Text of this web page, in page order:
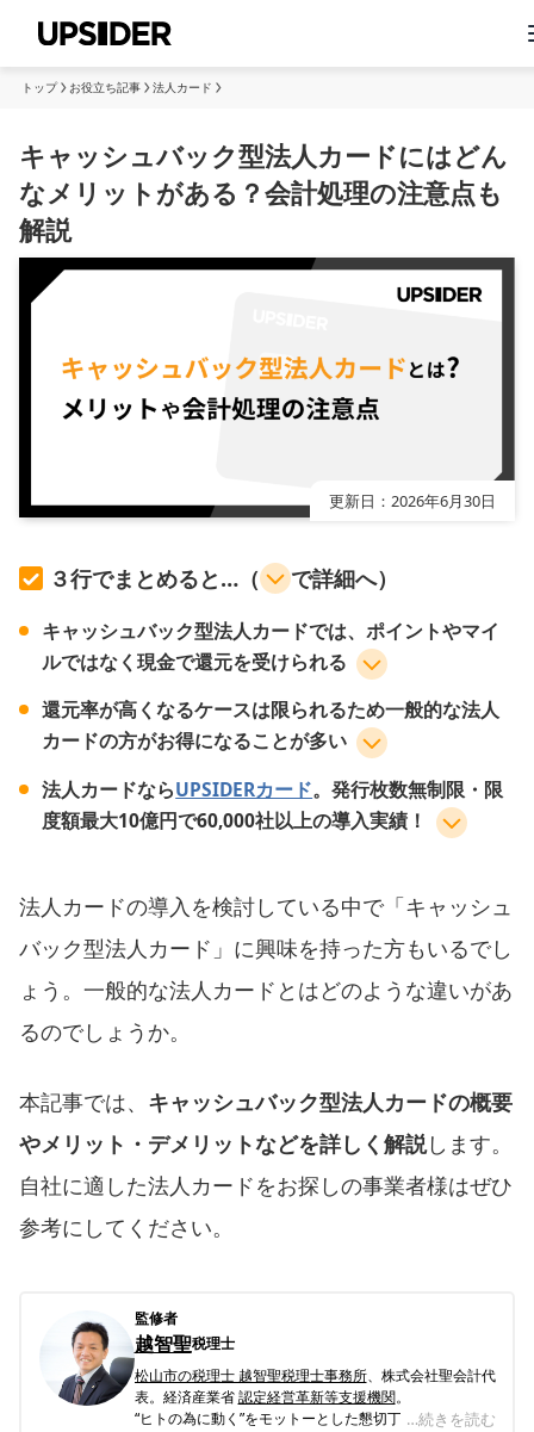
トップ お役立ち記事 法人カード
キャッシュバック型法人カードにはどん
なメリットがある？会計処理の注意点も
解説
更新日： 2026年6月30日
３行でまとめると…（ で詳細へ）
キャッシュバック型法人カードでは、ポイントやマイ
ルではなく現金で還元を受けられる
還元率が高くなるケースは限られるため一般的な法人
カードの方がお得になることが多い
法人カードならUPSIDERカード。発行枚数無制限・限
度額最大10億円で60,000社以上の導入実績！
法人カードの導入を検討している中で「キャッシュ
バック型法人カード」に興味を持った方もいるでし
ょう。一般的な法人カードとはどのような違いがあ
るのでしょうか。
本記事では、 キャッシュバック型法人カードの概要
やメリット・デメリットなどを詳しく解説します。
自社に適した法人カードをお探しの事業者様はぜひ
参考にしてください。
監修者
越智聖税理士
…続きを読む
松山市の税理士 越智聖税理士事務所、株式会社聖会計代
表。経済産業省認定経営革新等支援機関。
“ヒトの為に動く”をモットーとした懇切丁寧な対応で、